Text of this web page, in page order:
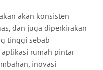
akan konsisten
dan juga diperkirakan
tinggi sebab
rumah pintar
inovasi